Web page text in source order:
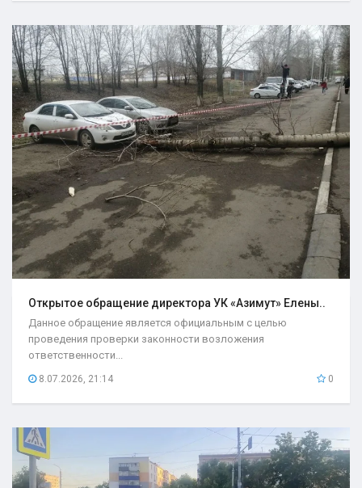
Открытое обращение директора УК «Азимут» Елены..
Данное обращение является официальным с целью
проведения проверки законности возложения
ответственности...
8.07.2026, 21:14 0